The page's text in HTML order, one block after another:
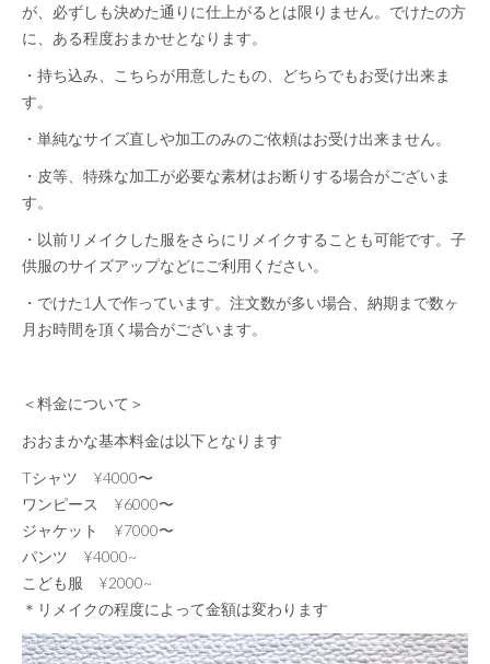
が、必ずしも決めた通りに仕上がるとは限りません。でけたの方
に、ある程度おまかせとなります。
・持ち込み、こちらが用意したもの、どちらでもお受け出来ま
す。
・単純なサイズ直しや加工のみのご依頼はお受け出来ません。
・皮等、特殊な加工が必要な素材はお断りする場合がございま
す。
・以前リメイクした服をさらにリメイクすることも可能です。子
供服のサイズアップなどにご利用ください。
・でけた1人で作っています。注文数が多い場合、納期まで数ヶ
月お時間を頂く場合がございます。
＜料金について＞
おおまかな基本料金は以下となります
Tシャツ ¥4000〜
ワンピース ¥6000〜
ジャケット ¥7000〜
パンツ ¥4000~
こども服 ¥2000~
＊リメイクの程度によって金額は変わります